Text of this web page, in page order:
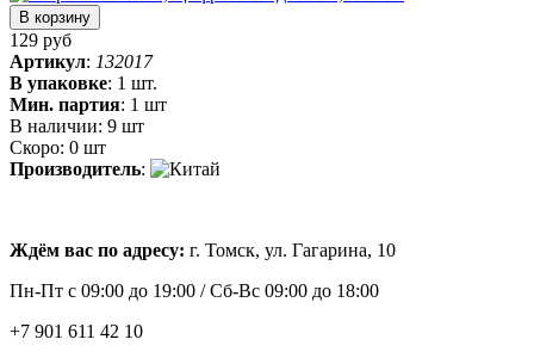
В корзину
129 руб
Артикул: 132017
В упаковке: 1 шт.
Мин. партия: 1 шт
В наличии: 9 шт
Скоро: 0 шт
Производитель:
Ждём вас по адресу: г. Томск, ул. Гагарина, 10
Пн-Пт с 09:00 до 19:00 /Сб-Вс 09:00 до 18:00
+7 901 611 42 10